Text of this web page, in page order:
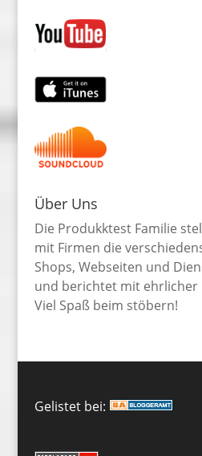
Über Uns
Die Produkktest Familie
mit Firmen die
Shops, Webseiten und
und berichtet mit ehrlicher
Viel Spaß beim stöbern!
Gelistet bei: